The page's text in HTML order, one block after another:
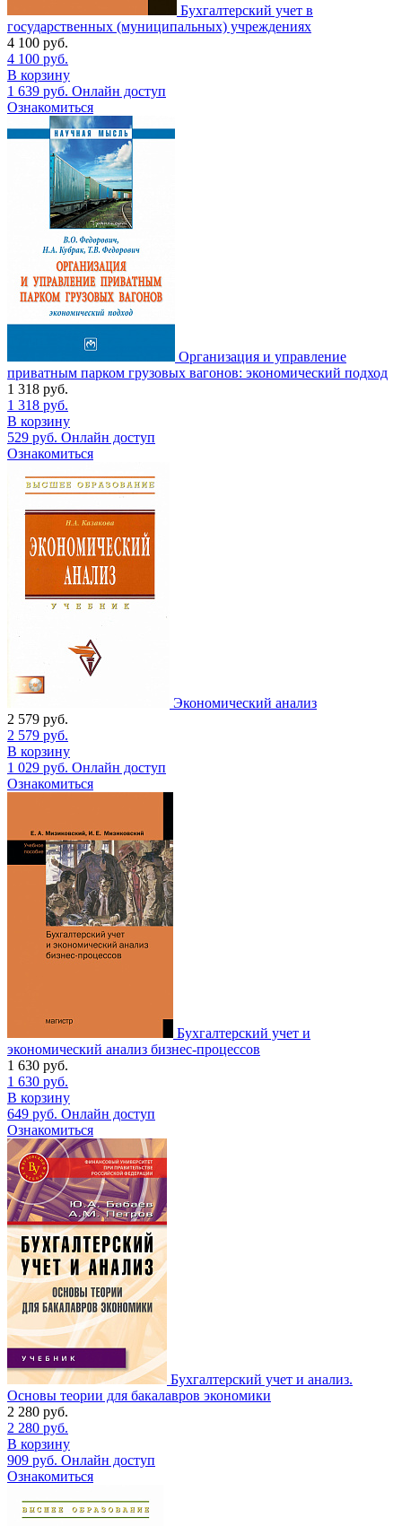
Бухгалтерский учет в
государственных (муниципальных) учреждениях
4 100 руб.
4 100 руб.
В корзину
1 639 руб. Онлайн доступ
Ознакомиться
Организация и управление
приватным парком грузовых вагонов: экономический подход
1 318 руб.
1 318 руб.
В корзину
529 руб. Онлайн доступ
Ознакомиться
Экономический анализ
2 579 руб.
2 579 руб.
В корзину
1 029 руб. Онлайн доступ
Ознакомиться
Бухгалтерский учет и
экономический анализ бизнес-процессов
1 630 руб.
1 630 руб.
В корзину
649 руб. Онлайн доступ
Ознакомиться
Бухгалтерский учет и анализ.
Основы теории для бакалавров экономики
2 280 руб.
2 280 руб.
В корзину
909 руб. Онлайн доступ
Ознакомиться